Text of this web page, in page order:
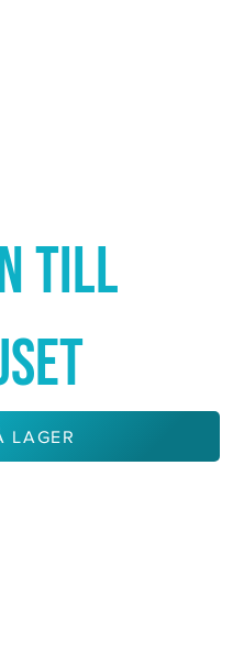
TILL
LAGER